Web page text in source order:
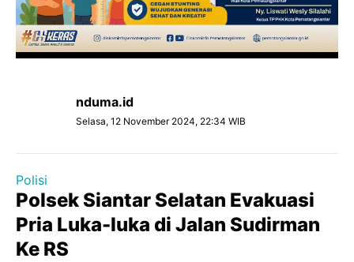
nduma.id
Selasa, 12 November 2024, 22:34 WIB
Polisi
Polsek Siantar Selatan Evakuasi
Pria Luka-luka di Jalan Sudirman
Ke RS